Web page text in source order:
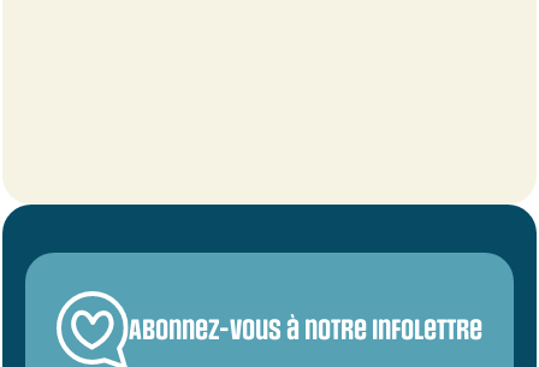
Abonnez-vous à notre infolettre